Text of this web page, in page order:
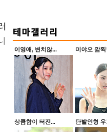
이영애, 변치않... 미야오 깜찍
상큼함이 터진... 단발인형 우